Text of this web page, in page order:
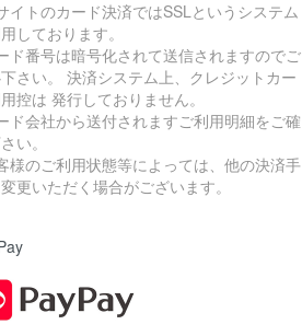
イトのカード決済ではSSLというシステム
しております。
ド番号は暗号化されて送信されますのでご
さい。 決済システム上、クレジットカー
用控は 発行しておりません。
ド会社から送付されますご利用明細をご確
い。
様のご利用状態等によっては、他の決済手
更いただく場合がございます。